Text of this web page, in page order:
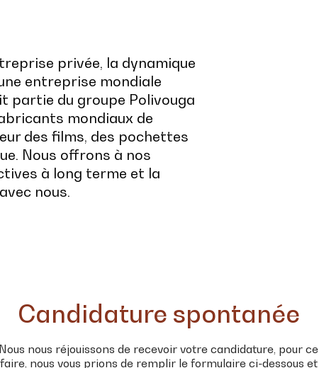
privée, la dynamique
entreprise mondiale
partie du groupe Polivouga
mondiaux de
des films, des pochettes
Nous offrons à nos
à long terme et la
nous.
Candidature spontanée
nous réjouissons de recevoir votre candidature, pour ce
faire, nous vous prions de remplir le formulaire ci-dessous et